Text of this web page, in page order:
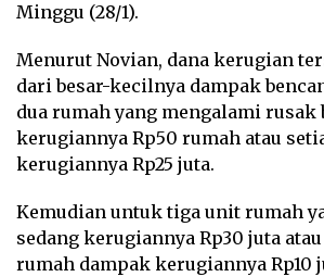
Minggu (28/1).
Menurut Novian, dana kerugian
dari besar-kecilnya dampak
dua rumah yang mengalami rusak
kerugiannya Rp50 rumah atau
kerugiannya Rp25 juta.
Kemudian untuk tiga unit rumah
sedang kerugiannya Rp30 juta
rumah dampak kerugiannya Rp10